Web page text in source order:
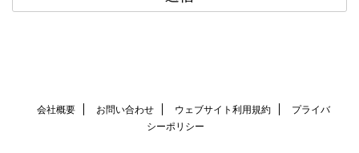
会社概要 お問い合わせ ウェブサイト利用規約
プライバ
シーポリシー